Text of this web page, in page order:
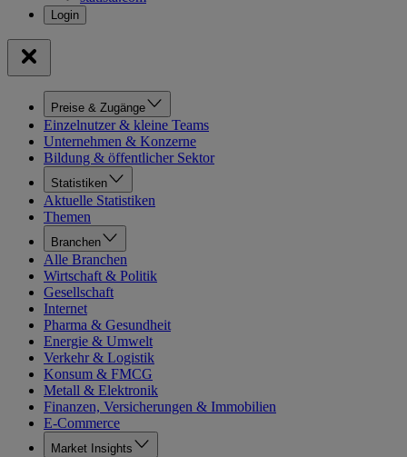
Preise & Zugänge
Einzelnutzer & kleine Teams
Unternehmen & Konzerne
Bildung & öffentlicher Sektor
Statistiken
Aktuelle Statistiken
Themen
Branchen
Alle Branchen
Wirtschaft & Politik
Gesellschaft
Internet
Pharma & Gesundheit
Energie & Umwelt
Verkehr & Logistik
Konsum & FMCG
Metall & Elektronik
Finanzen, Versicherungen & Immobilien
E-Commerce
Market Insights